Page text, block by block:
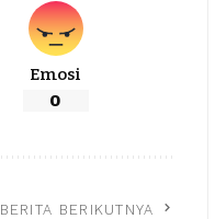
Emosi
0
BERITA BERIKUTNYA